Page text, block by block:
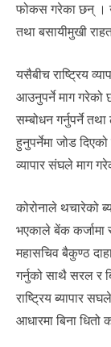
फोकस गरेका छन् ।
तथा बसायीमुखी
यसैबीच राष्ट्रिय
आउनुपर्ने माग गरेको
सम्बोधन गर्नुपर्ने
हुनुपर्नेमा जोड
व्यापार संघले माग
कोरोनाले थचारेको
भएकाले बेंक कर्जामा
महासचिव बैकुण्ठ
गर्नुको साथै सरल र
राष्ट्रिय ब्यापार
आधारमा बिना धित‍ो